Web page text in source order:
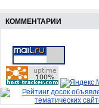
КОММЕНТАРИИ